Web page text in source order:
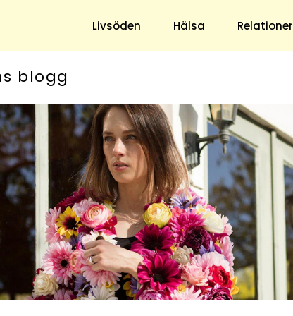
Livsöden Hälsa Relationer
& Trädgård
Hushåll
Ekonomi
Mat & Dryck
& Antikt
DIY - Gör Det Själv
Underhållning
Nöje
TV
Horoskop
Quiz
blogg